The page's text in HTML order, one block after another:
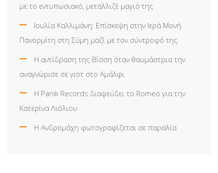
με το εντυπωσιακό, μεταλλιζέ μαγιό της
Ιουλία Καλλιμάνη: Επίσκεψη στην Ιερά Μονή
Πανορμίτη στη Σύμη μαζί με τον σύντροφό της
Η αντίδραση της Βίσση όταν θαυμάστρια την
αναγνώρισε σε γιοτ στο Αμάλφι
Η Panik Records διαψεύδει το Romeo για την
Κατερίνα Λιόλιου
Η Ανδρομάχη φωτογραφίζεται σε παραλία